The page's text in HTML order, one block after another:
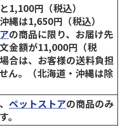
1,100円（税込）
縄は1,650円（税込）
の商品に限り、お届け先
金額が11,000円（税
合は、お客様の送料負担
ん。（北海道・沖縄は除
ペットストアの商品のみ
。